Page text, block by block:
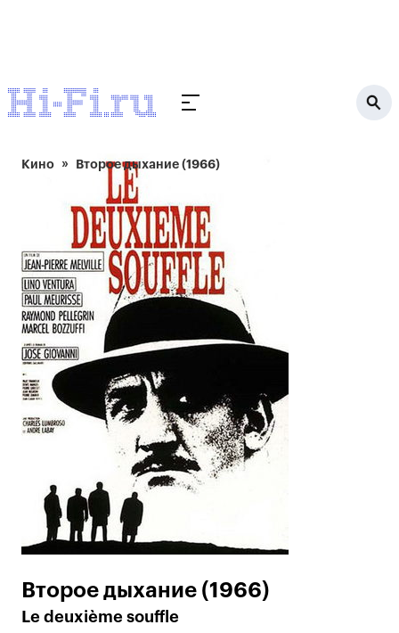
Кино Второе дыхание (1966)
Второе дыхание (1966)
Le deuxième souffle